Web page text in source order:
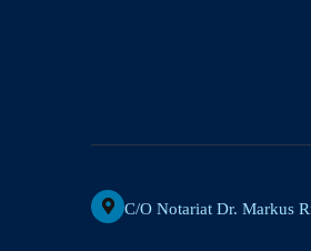
C/o Notariat Dr. Markus